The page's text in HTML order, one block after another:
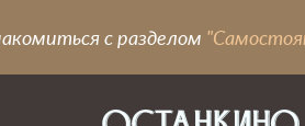
с разделом